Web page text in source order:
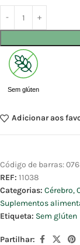
Sem glúten
Adicionar aos
Código de barras:
REF: 11038
Categorias: Cérebro,
Suplementos
Etiqueta: Sem glúten
Partilhar: